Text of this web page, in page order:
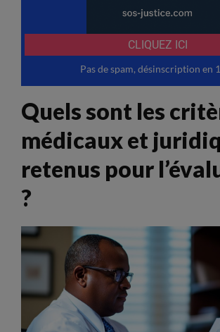
Quels sont les
médicaux et
retenus pour
?